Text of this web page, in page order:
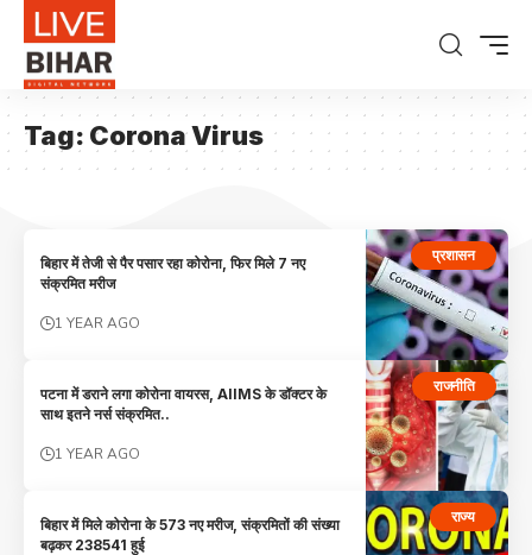
Tag: Corona Virus
प्रशासन
बिहार में तेजी से पैर पसार रहा कोरोना, फिर मिले 7 नए
संक्रमित मरीज
1 YEAR AGO
राजनीति
पटना में डराने लगा कोरोना वायरस, AIIMS के डॉक्टर के
साथ इतने नर्स संक्रमित..
1 YEAR AGO
राज्य
बिहार में मिले कोरोना के 573 नए मरीज, संक्रमितों की संख्या
बढ़कर 238541 हुई